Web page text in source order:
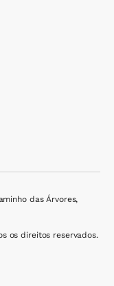
das Árvores,
os direitos reservados.